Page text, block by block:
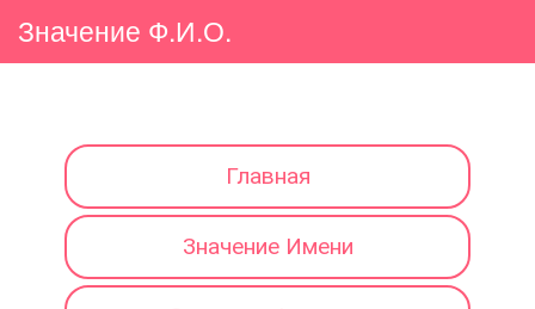
Значение Ф.И.О.
Главная
Значение Имени